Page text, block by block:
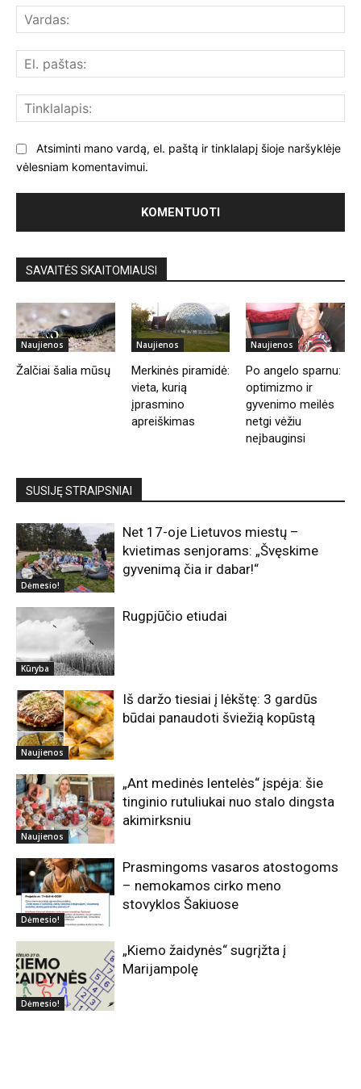
Atsiminti mano vardą, el. paštą ir tinklalapį šioje naršyklėje
vėlesniam komentavimui.
SAVAITĖS SKAITOMIAUSI
Naujienos
Žalčiai šalia mūsų
Naujienos
Merkinės piramidė:
vieta, kurią
įprasmino
apreiškimas
Naujienos
Po angelo sparnu:
optimizmo ir
gyvenimo meilės
netgi vėžiu
neįbauginsi
SUSIJĘ STRAIPSNIAI
Dėmesio!
Net 17-oje Lietuvos miestų –
kvietimas senjorams: „Švęskime
gyvenimą čia ir dabar!“
Kūryba
Rugpjūčio etiudai
Naujienos
Iš daržo tiesiai į lėkštę: 3 gardūs
būdai panaudoti šviežią kopūstą
Naujienos
„Ant medinės lentelės“ įspėja: šie
tinginio rutuliukai nuo stalo dingsta
akimirksniu
Dėmesio!
Prasmingoms vasaros atostogoms
– nemokamos cirko meno
stovyklos Šakiuose
Dėmesio!
„Kiemo žaidynės“ sugrįžta į
Marijampolę